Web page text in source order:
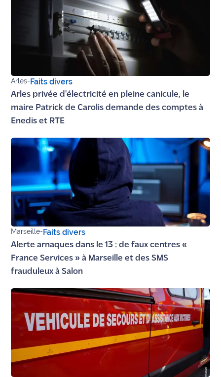
L'anecdote
de Jeff
mon
club
Coachs
Maritima
plan
sortie
Nous
contacter
Ecouter
et voir
Maritima
sommes
Devenir
Recrutement
Arles-Faits divers
Arles privée d'électricité en pleine canicule, le
maire Patrick de Carolis demande des comptes à
Enedis et RTE
Marseille-Faits divers
Alerte arnaques dans le 13 : de faux centres «
France Services » à Marseille et des SMS
frauduleux à Salon